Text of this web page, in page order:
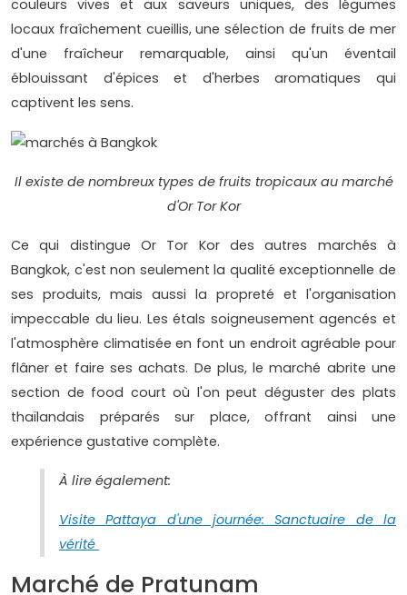
couleurs vives et aux saveurs uniques, des légumes
locaux fraîchement cueillis, une sélection de fruits de mer
d'une fraîcheur remarquable, ainsi qu'un éventail
éblouissant d'épices et d'herbes aromatiques qui
captivent les sens.
Il existe de nombreux types de fruits tropicaux au marché
d'Or Tor Kor
Ce qui distingue Or Tor Kor des autres marchés à
Bangkok, c'est non seulement la qualité exceptionnelle de
ses produits, mais aussi la propreté et l'organisation
impeccable du lieu. Les étals soigneusement agencés et
l'atmosphère climatisée en font un endroit agréable pour
flâner et faire ses achats. De plus, le marché abrite une
section de food court où l'on peut déguster des plats
thaïlandais préparés sur place, offrant ainsi une
expérience gustative complète.
À lire également:
Visite Pattaya d'une journée: Sanctuaire de la
vérité
Marché de Pratunam